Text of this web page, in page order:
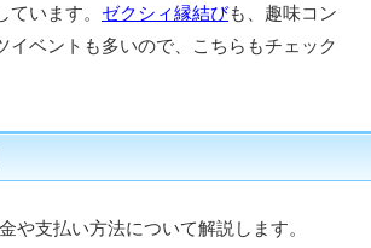
ています。 ゼクシィ縁結びも、趣味コン
イベントも多いので、こちらもチェック
や支払い方法について解説します。